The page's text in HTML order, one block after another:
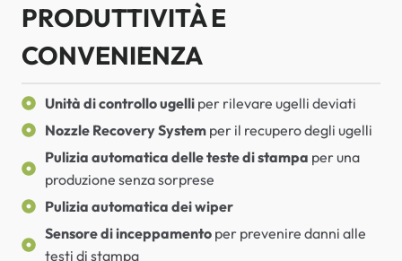
PRODUTTIVITÀ E
CONVENIENZA
Unità di controllo ugelli per rilevare ugelli deviati
Nozzle Recovery System per il recupero degli ugelli
Pulizia automatica delle teste di stampa per una
produzione senza sorprese
Pulizia automatica dei wiper
Sensore di inceppamento per prevenire danni alle
testi di stampa